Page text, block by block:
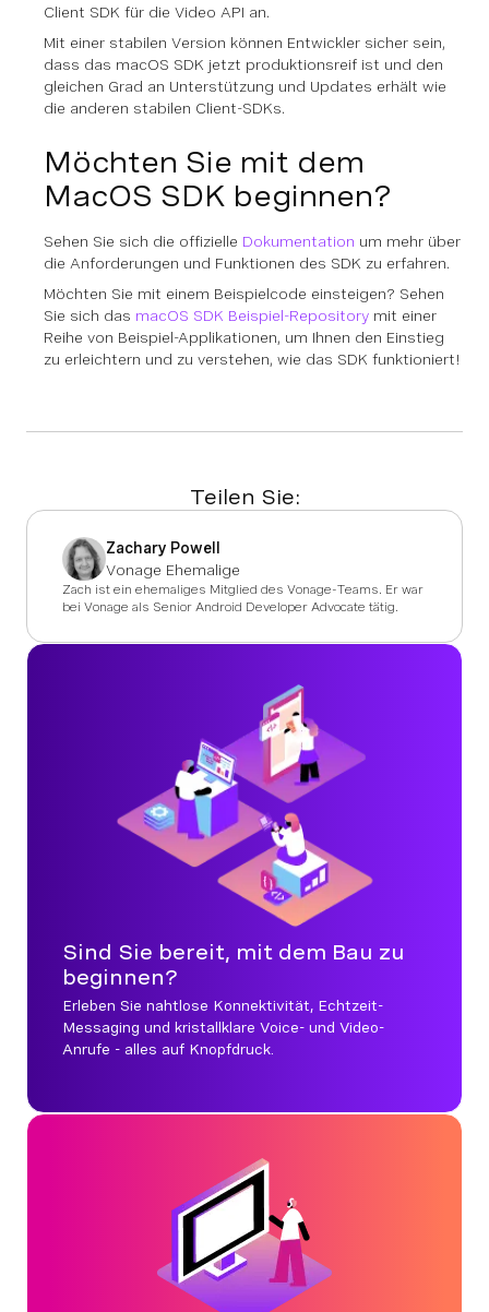
Client SDK für die Video API an.
Mit einer stabilen Version können Entwickler sicher sein,
dass das macOS SDK jetzt produktionsreif ist und den
gleichen Grad an Unterstützung und Updates erhält wie
die anderen stabilen Client-SDKs.
Möchten Sie mit dem
MacOS SDK beginnen?
Sehen Sie sich die offizielle Dokumentation um mehr über
die Anforderungen und Funktionen des SDK zu erfahren.
Möchten Sie mit einem Beispielcode einsteigen? Sehen
Sie sich das macOS SDK Beispiel-Repository mit einer
Reihe von Beispiel-Applikationen, um Ihnen den Einstieg
zu erleichtern und zu verstehen, wie das SDK funktioniert!
Teilen Sie:
Zachary Powell
Vonage Ehemalige
Zach ist ein ehemaliges Mitglied des Vonage-Teams. Er war
bei Vonage als Senior Android Developer Advocate tätig.
Sind Sie bereit, mit dem Bau zu
beginnen?
Erleben Sie nahtlose Konnektivität, Echtzeit-
Messaging und kristallklare Voice- und Video-
Anrufe - alles auf Knopfdruck.